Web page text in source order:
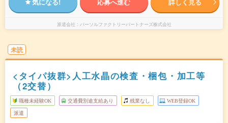
派遣会社 パーソルファクトリーパートナーズ株式会社
未読
<タイパ抜群>人工水晶の検査・梱包・加工等
（2交替）
職種未経験OK 交通費別途支給あり 残業なし WEB登録OK
派遣